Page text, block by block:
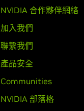
NVIDIA 合作夥伴網絡
加入我們
聯繫我們
產品安全
Communities
NVIDIA 部落格